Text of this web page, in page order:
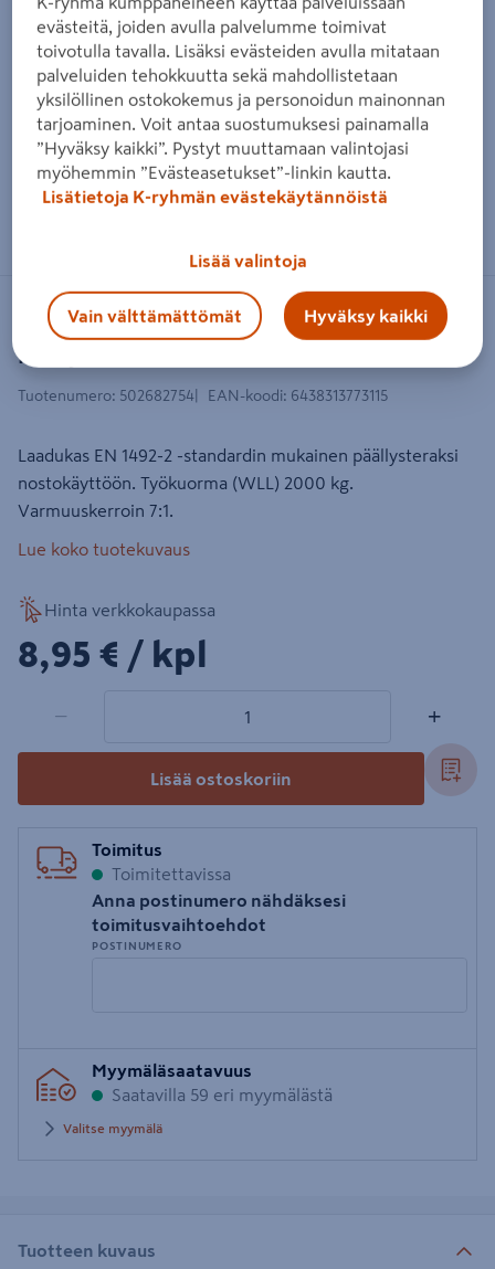
Zoomaa kuvaa sormilla kosketusnäytöllä
Päällysteraksi PROF 2t 1/2m vihreä
PROF
Tuotenumero: 502682754 EAN-koodi: 6438313773115
Laadukas EN 1492-2 -standardin mukainen päällysteraksi
nostokäyttöön. Työkuorma (WLL) 2000 kg.
Varmuuskerroin 7:1.
Lue koko tuotekuvaus
Hinta verkkokaupassa
8,95€/kpl
8,95 € / kpl
− +
Lisää ostoskoriin
Toimitus
Toimitettavissa
Anna postinumero nähdäksesi
toimitusvaihtoehdot
POSTINUMERO
postinumero
Myymäläsaatavuus
Saatavilla 59 eri myymälästä
Valitse myymälä
Tuotteen kuvaus
evästeitä, joiden avulla palvelumme toimivat
toivotulla tavalla. Lisäksi evästeiden avulla mitataan
palveluiden tehokkuutta sekä mahdollistetaan
yksilöllinen ostokokemus ja personoidun mainonnan
tarjoaminen. Voit antaa suostumuksesi painamalla
”Hyväksy kaikki”. Pystyt muuttamaan valintojasi
myöhemmin ”Evästeasetukset”-linkin kautta.
Lisätietoja K-ryhmän evästekäytännöistä
Lisää valintoja
Vain välttämättömät Hyväksy kaikki